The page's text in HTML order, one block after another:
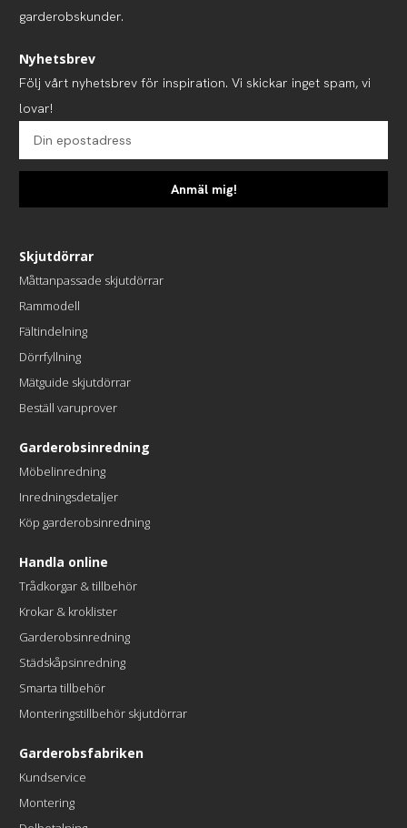
garderobskunder.
Nyhetsbrev
Följ vårt nyhetsbrev för inspiration. Vi skickar inget spam, vi
lovar!
Anmäl mig!
Skjutdörrar
Måttanpassade skjutdörrar
Rammodell
Fältindelning
Dörrfyllning
Mätguide skjutdörrar
Beställ varuprover
Garderobsinredning
Möbelinredning
Inredningsdetaljer
Köp garderobsinredning
Handla online
Trådkorgar & tillbehör
Krokar & kroklister
Garderobsinredning
Städskåpsinredning
Smarta tillbehör
Monteringstillbehör skjutdörrar
Garderobsfabriken
Kundservice
Montering